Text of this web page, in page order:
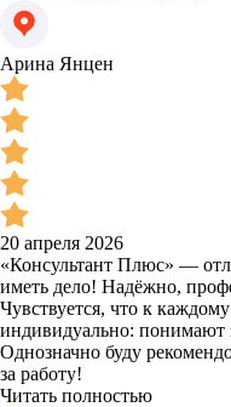
Арина Янцен
20 апреля 2026
«Консультант Плюс» —
иметь дело! Надёжно,
Чувствуется, что к
индивидуально: понимают
Однозначно буду
за работу!
Читать полностью